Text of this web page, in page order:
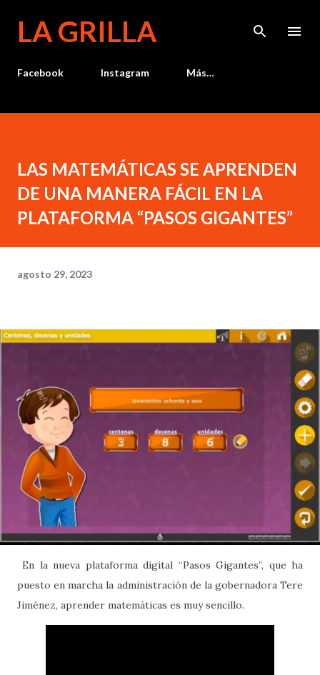
LA GRILLA
Facebook Instagram Más…
LAS MATEMÁTICAS SE APRENDEN
DE UNA MANERA FÁCIL EN LA
PLATAFORMA “PASOS GIGANTES”
agosto 29, 2023
En la nueva plataforma digital “Pasos Gigantes”, que ha
puesto en marcha la administración de la gobernadora Tere
Jiménez, aprender matemáticas es muy sencillo.